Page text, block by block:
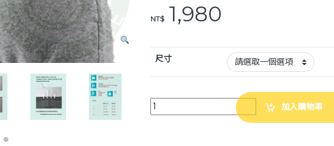
o
k
NT$1,980
尺寸
【THC】吸濕排汗10吋護腰帶 (S~XL) 台灣製 護
加入購物車